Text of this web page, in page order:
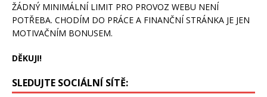
ŽÁDNÝ MINIMÁLNÍ LIMIT PRO PROVOZ WEBU NENÍ
POTŘEBA. CHODÍM DO PRÁCE A FINANČNÍ STRÁNKA JE JEN
MOTIVAČNÍM BONUSEM.
DĚKUJI!
SLEDUJTE SOCIÁLNÍ SÍTĚ: